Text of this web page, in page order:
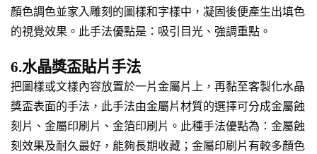
顏色調色並家入雕刻的圖樣和字樣中，凝固後便產生出填色
的視覺效果。此手法優點是：吸引目光、強調重點。
6.水晶獎盃貼片手法
把圖樣或文樣內容放置於一片金屬片上，再黏至客製化水晶
獎盃表面的手法，此手法由金屬片材質的選擇可分成金屬蝕
刻片、金屬印刷片、金箔印刷片。此種手法優點為：金屬蝕
刻效果及耐久最好，能夠長期收藏；金屬印刷片有較多顏色